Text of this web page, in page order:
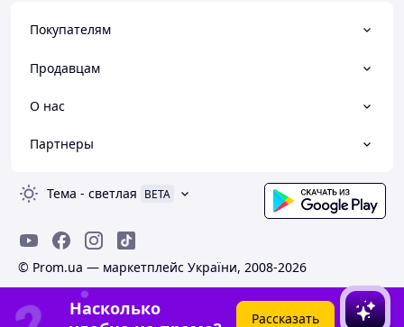
Покупателям
Продавцам
О нас
Партнеры
Тема - светлая BETA
© Prom.ua — маркетплейс України, 2008-2026
Насколько
Рассказать